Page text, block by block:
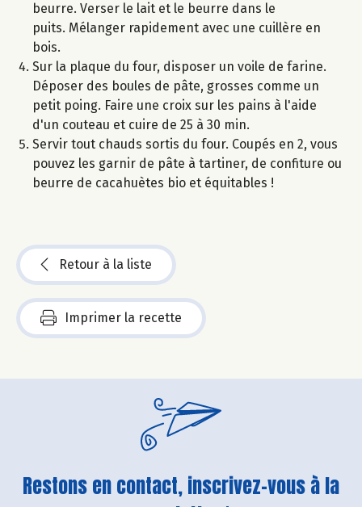
beurre. Verser le lait et le beurre dans le
puits. Mélanger rapidement avec une cuillère en
bois.
Sur la plaque du four, disposer un voile de farine.
Déposer des boules de pâte, grosses comme un
petit poing. Faire une croix sur les pains à l'aide
d'un couteau et cuire de 25 à 30 min.
Servir tout chauds sortis du four. Coupés en 2, vous
pouvez les garnir de pâte à tartiner, de confiture ou
beurre de cacahuètes bio et équitables !
Retour à la liste
Imprimer la recette
Restons en contact, inscrivez-vous à la